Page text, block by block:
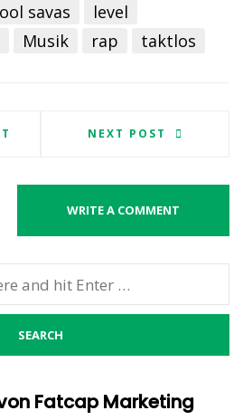
savas
level
Musik rap taktlos
NEXT POST
WRITE A COMMENT
Fatcap Marketing